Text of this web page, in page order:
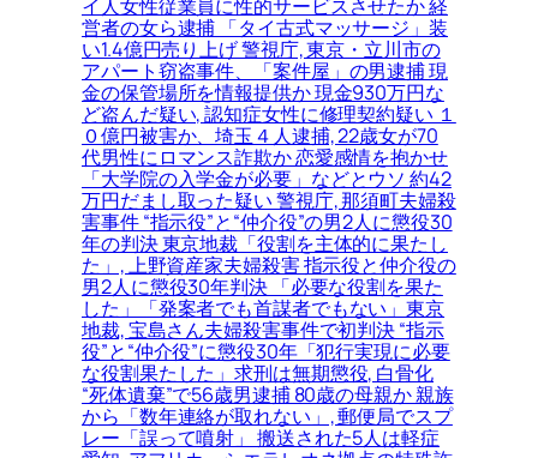
イ人女性従業員に性的サービスさせたか 経
営者の女ら逮捕 「タイ古式マッサージ」装
い1.4億円売り上げ 警視庁, 東京・立川市の
アパート窃盗事件、「案件屋」の男逮捕 現
金の保管場所を情報提供か 現金930万円な
ど盗んだ疑い, 認知症女性に修理契約疑い １
０億円被害か、埼玉４人逮捕, 22歳女が70
代男性にロマンス詐欺か 恋愛感情を抱かせ
「大学院の入学金が必要」などとウソ 約42
万円だまし取った疑い 警視庁, 那須町夫婦殺
害事件 “指示役”と“仲介役”の男2人に懲役30
年の判決 東京地裁「役割を主体的に果たし
た」, 上野資産家夫婦殺害 指示役と仲介役の
男2人に懲役30年判決 「必要な役割を果た
した」「発案者でも首謀者でもない」東京
地裁, 宝島さん夫婦殺害事件で初判決 “指示
役”と“仲介役”に懲役30年「犯行実現に必要
な役割果たした」求刑は無期懲役, 白骨化
“死体遺棄”で56歳男逮捕 80歳の母親か 親族
から「数年連絡が取れない」, 郵便局でスプ
レー「誤って噴射」 搬送された5人は軽症